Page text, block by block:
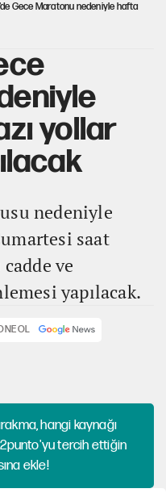
Gece Maratonu nedeniyle hafta
yollar
nedeniyle
saat
ve
yapılacak.
OL
hangi kaynağı
tercih ettiğin
ekle!